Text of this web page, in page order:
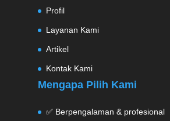
Profil
Layanan Kami
Artikel
Kontak Kami
Mengapa Pilih Kami
✅ Berpengalaman & profesional